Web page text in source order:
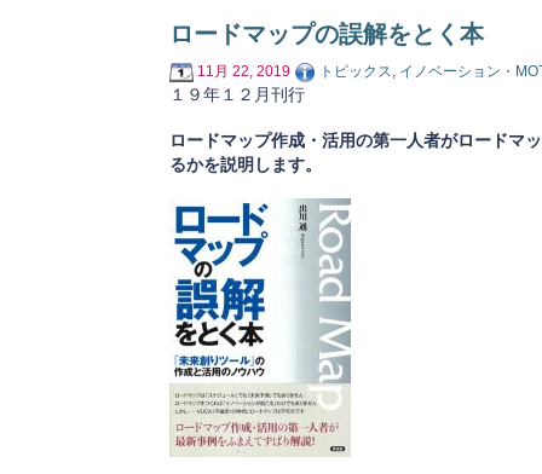
ロードマップの誤解をとく本
11月 22, 2019 トピックス, イノベーション・
１９年１２月刊行
ロードマップ作成・活用の第一人者がロードマ
るかを説明します。